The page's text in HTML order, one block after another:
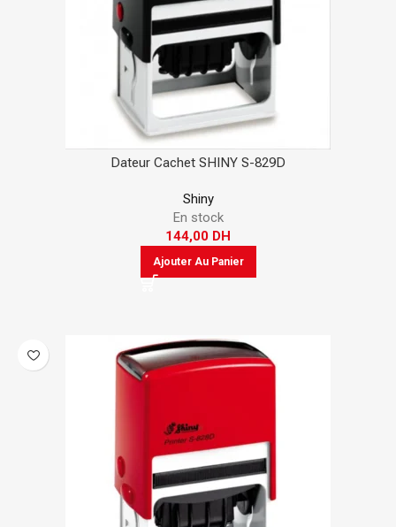
Dateur Cachet SHINY S-829D
Shiny
En stock
144,00 DH
Ajouter Au Panier